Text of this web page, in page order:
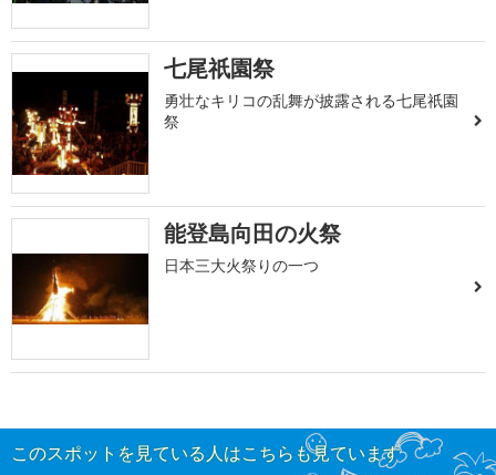
七尾祇園祭
勇壮なキリコの乱舞が披露される七尾祇園
祭
能登島向田の火祭
日本三大火祭りの一つ
このスポットを見ている人はこちらも見ています